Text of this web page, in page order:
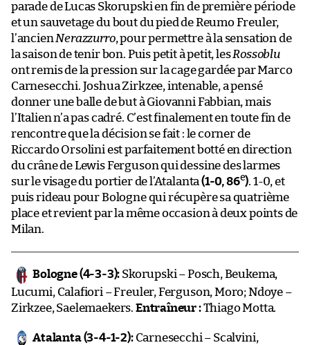
parade de Lucas Skorupski en fin de première période
et un sauvetage du bout du pied de Reumo Freuler,
l’ancien Nerazzurro, pour permettre à la sensation de
la saison de tenir bon. Puis petit à petit, lesRossoblu
ont remis de la pression sur la cage gardée par Marco
Carnesecchi. Joshua Zirkzee, intenable, a pensé
donner une balle de but à Giovanni Fabbian, mais
l’Italien n’a pas cadré. C’est finalement en toute fin de
rencontre que la décision se fait : le corner de
Riccardo Orsolini est parfaitement botté en direction
du crâne de Lewis Ferguson qui dessine des larmes
sur le visage du portier de l’Atalanta (1-0, 86e). 1-0, et
puis rideau pour Bologne qui récupère sa quatrième
place et revient par la même occasion à deux points de
Milan.
Bologne (4-3-3): Skorupski – Posch, Beukema,
Lucumi, Calafiori – Freuler, Ferguson, Moro; Ndoye –
Zirkzee, Saelemaekers. Entraîneur :Thiago Motta.
Atalanta (3-4-1-2):Carnesecchi – Scalvini,